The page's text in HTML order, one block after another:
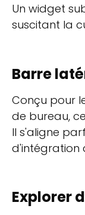
Un widget
suscitant la
Barre
Conçu pour
de bureau,
Il s'aligne
d'intégration
Explorer